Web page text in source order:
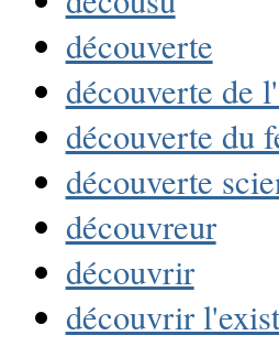
découverte
découverte de
découverte du
découverte
découvreur
découvrir
découvrir